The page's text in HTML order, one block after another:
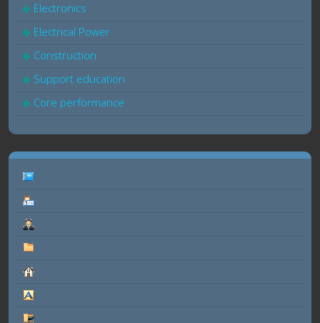
Electronics
Electrical Power
Construction
Support education
Core performance